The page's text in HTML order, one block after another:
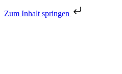
Zum Inhalt springen